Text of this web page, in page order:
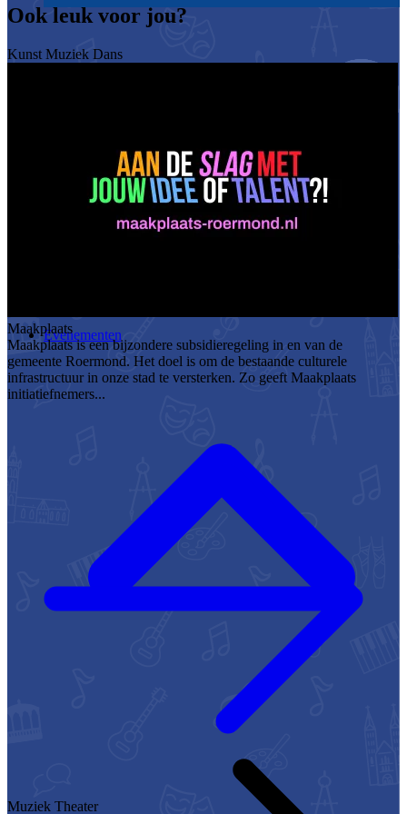
Evenementen
Ook leuk voor jou?
Kunst Muziek Dans
Maakplaats
Maakplaats is een bijzondere subsidieregeling in en van de
gemeente Roermond. Het doel is om de bestaande culturele
infrastructuur in onze stad te versterken. Zo geeft Maakplaats
initiatiefnemers...
Muziek Theater